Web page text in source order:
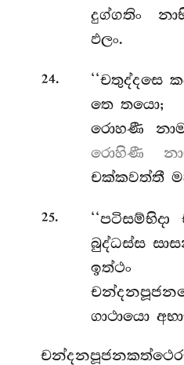
දුග්ගතිං
ඵලං.
24.
‘‘චතුද්දසෙ
තෙ තයො;
රොහණී
රොහිණී
චක්කවත්තී
25.
බුද්ධස්ස
ඉත්ථං
ගාථායො